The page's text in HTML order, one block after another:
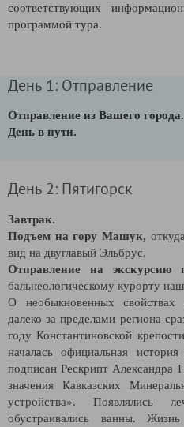
соответствующих
программой тура.
День 1: Отправление
Отправление из Вашего города.
День в пути.
День 2: Пятигорск
Завтрак.
Подъем на гору Машук,
вид на двуглавый Эльбрус.
Отправление на экскурсию
бальнеологическому курорту
О необыкновенных
далеко за пределами региона
году Константиновской
началась официальная
подписан Рескрипт Александра
значения Кавказских
устройства». Появлялись
обустраивались ванны.